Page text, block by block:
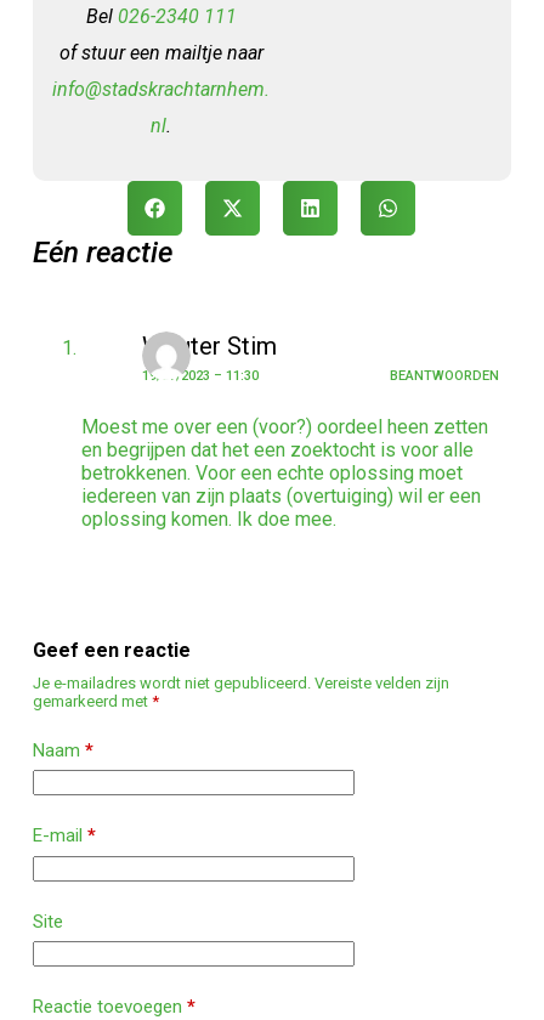
Bel 026-2340 111
of stuur een mailtje naar
info@stadskrachtarnhem.
nl.
Eén reactie
Wouter Stim
19/07/2023 – 11:30 BEANTWOORDEN
Moest me over een (voor?) oordeel heen zetten
en begrijpen dat het een zoektocht is voor alle
betrokkenen. Voor een echte oplossing moet
iedereen van zijn plaats (overtuiging) wil er een
oplossing komen. Ik doe mee.
Geef een reactie
Je e-mailadres wordt niet gepubliceerd. Vereiste velden zijn
gemarkeerd met *
Naam *
E-mail *
Site
Reactie toevoegen *